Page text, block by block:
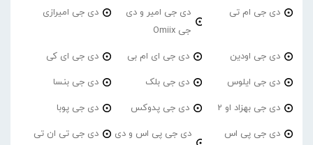
دی جی ام تی
دی جی امیر و دی
جی Omiix
دی جی امیرازی
دی جی اودین دی جی ای ام بی دی جی ای کی
دی جی ایلوس دی جی بلک دی جی بنسا
دی جی بهزاد او 2 دی جی پدوکس دی جی پوبا
دی جی پی اس
دی جی پی اس و دی
دی جی تی ان تی